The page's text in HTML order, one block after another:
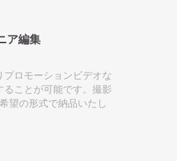
ア編集
プロモーションビデオな
ることが可能です。撮影
望の形式で納品いたし